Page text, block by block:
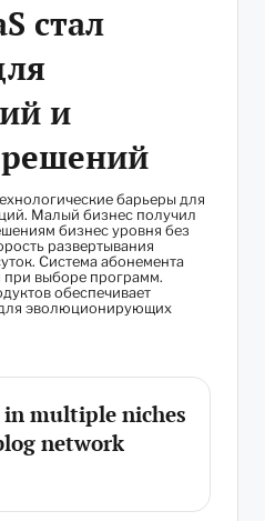
стал
и
барьеры для
Малый бизнес получил
бизнес уровня без
развертывания
Система абонемента
выборе программ.
обеспечивает
эволюционирующих
multiple niches
network